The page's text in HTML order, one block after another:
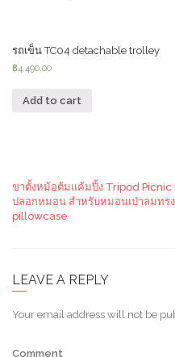
รถเข็น TC04 detachable trolley
฿4,490.00
Add to cart
ขาตั้งหม้อต้มแค้มปิ้ง Tripod Picnic
ปลอกหมอน สำหรับหมอนเป่าลมทร
pillowcase
LEAVE A REPLY
Your email address will not be
Comment